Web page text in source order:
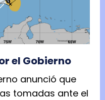
el Gobierno
anunció que
tomadas ante el